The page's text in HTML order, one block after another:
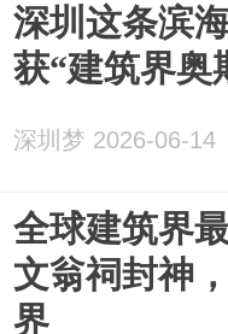
深圳这条滨
获“建筑界奥
深圳梦 2026-06-14
全球建筑界
文翁祠封神
界